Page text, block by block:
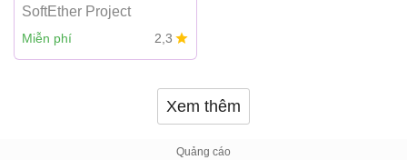
SoftEther Project
Miễn phí 2,3
Xem thêm